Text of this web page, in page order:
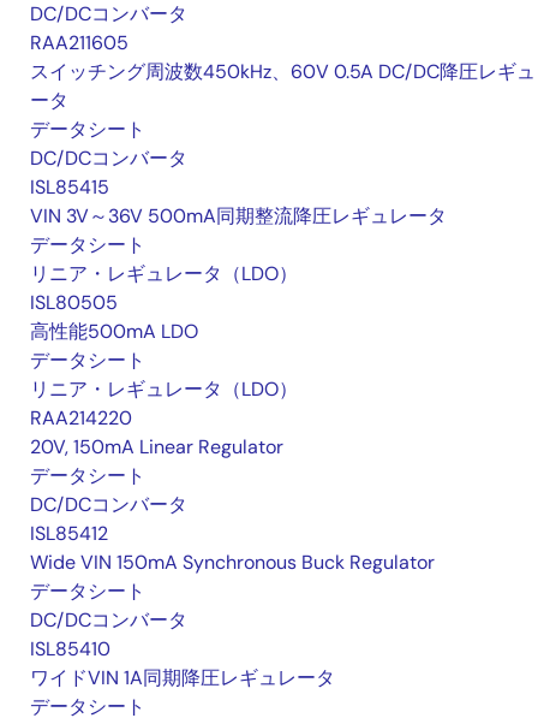
DC/DCコンバータ
RAA211605
スイッチング周波数450kHz、60V 0.5A DC/DC降圧レギ
ータ
データシート
DC/DCコンバータ
ISL85415
VIN 3V～36V 500mA同期整流降圧レギュレータ
データシート
リニア・レギュレータ（LDO）
ISL80505
高性能500mA LDO
データシート
リニア・レギュレータ（LDO）
RAA214220
20V, 150mA Linear Regulator
データシート
DC/DCコンバータ
ISL85412
Wide VIN 150mA Synchronous Buck Regulator
データシート
DC/DCコンバータ
ISL85410
ワイドVIN 1A同期降圧レギュレータ
データシート